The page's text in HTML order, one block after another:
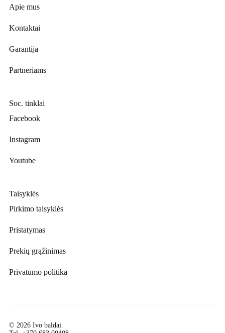
Apie mus
Kontaktai
Garantija
Partneriams
Soc. tinklai
Facebook
Instagram
Youtube
Taisyklės
Pirkimo taisyklės
Pristatymas
Prekių grąžinimas
Privatumo politika
© 2026 Ivo baldai.